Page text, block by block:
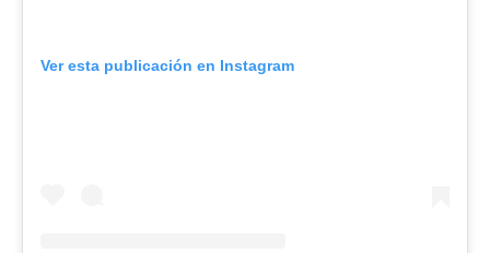
Ver esta publicación en Instagram